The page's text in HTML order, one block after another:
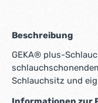
Beschreibung
GEKA® plus-
Schlauchsitz und